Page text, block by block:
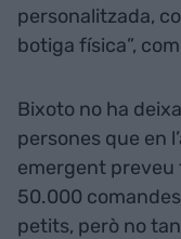
personalitzada,
botiga física”,
Bixoto no ha
persones que en
emergent preveu
50.000
petits, però no